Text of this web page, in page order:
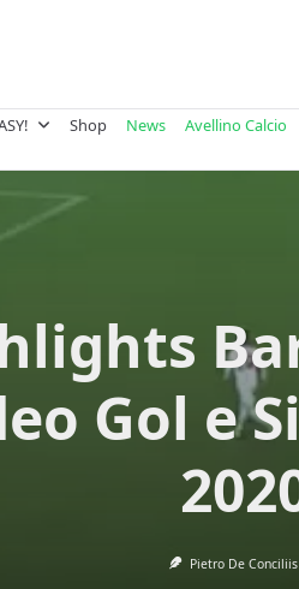
Shop News Avellino Calcio
Gol e
Pietro De Conciliis